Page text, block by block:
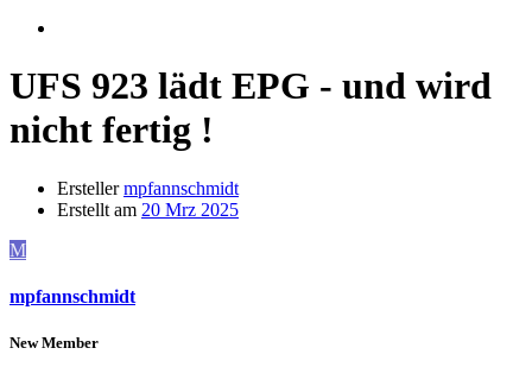
UFS 923 lädt EPG - und wird
nicht fertig !
Ersteller mpfannschmidt
Erstellt am 20 Mrz 2025
M
mpfannschmidt
New Member